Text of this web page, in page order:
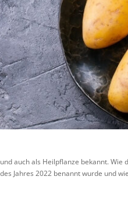
auch als Heilpflanze bekannt.
Jahres 2022 benannt wurde und